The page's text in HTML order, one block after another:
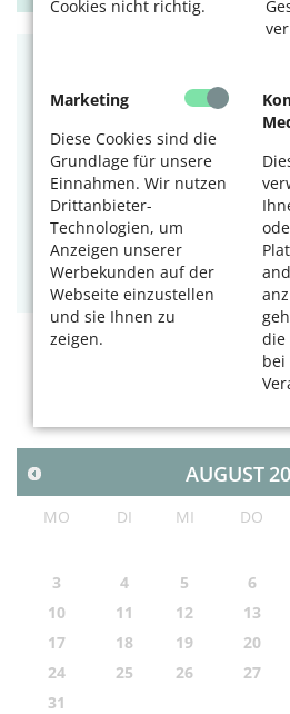
Cookies nicht richtig.
Marketing
Diese Cookies sind die
Grundlage für unsere
Einnahmen. Wir nutzen
Drittanbieter-
Technologien, um
Anzeigen unserer
Werbekunden auf der
Webseite einzustellen
und sie Ihnen zu
zeigen.
die
bei
Ballets Jazz
Eine mitreißende
Musik von Leonard Cohen.
Tags: Musik,Tanz
09.08.2026, 14 Uhr
Kölner Philharmonie
1
AUGUST
MO DI MI DO
3
4 5 6
10
11 12 13
17
18 19 20
24
25 26 27
31